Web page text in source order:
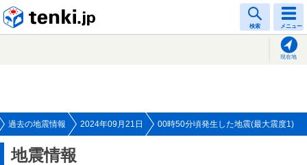
検索 メニュー
現在地
過去の地震情報 2024年09月21日 00時50分頃発生した地震(最大震度1)
地震情報